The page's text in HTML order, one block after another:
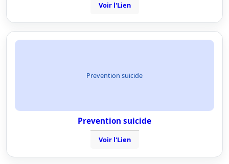
Voir l'Lien
Prevention suicide
Prevention suicide
Voir l'Lien